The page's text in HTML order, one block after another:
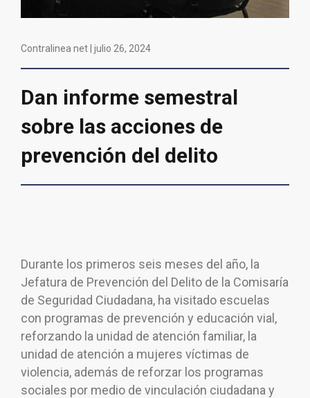
Contralinea net | julio 26, 2024
Dan informe semestral
sobre las acciones de
prevención del delito
Durante los primeros seis meses del año, la
Jefatura de Prevención del Delito de la Comisaría
de Seguridad Ciudadana, ha visitado escuelas
con programas de prevención y educación vial,
reforzando la unidad de atención familiar, la
unidad de atención a mujeres víctimas de
violencia, además de reforzar los programas
sociales por medio de vinculación ciudadana y